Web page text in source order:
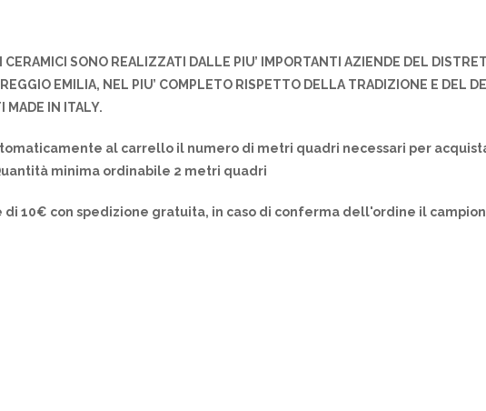
SONO REALIZZATI DALLE PIU’ IMPORTANTI AZIENDE DEL
EMILIA, NEL PIU’ COMPLETO RISPETTO DELLA TRADIZIONE E DEL
MADE IN ITALY.
al carrello il numero di metri quadri necessari per
minima ordinabile 2 metri quadri
di 10€ con spedizione gratuita, in caso di conferma dell'ordine il